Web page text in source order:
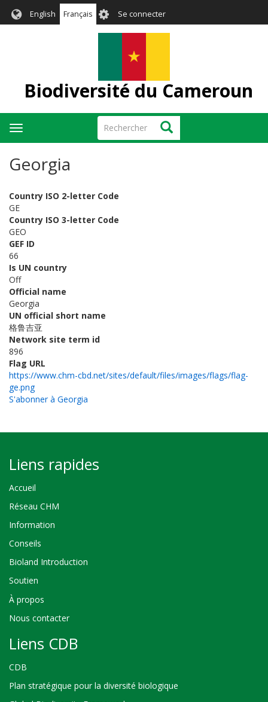
English Français User
account
Se connecter
Biodiversité du Cameroun
Rechercher Rechercher
Toggle
navigation
Georgia
Country ISO 2-letter Code
GE
Country ISO 3-letter Code
GEO
GEF ID
66
Is UN country
Off
Official name
Georgia
UN official short name
格鲁吉亚
Network site term id
896
Flag URL
https://www.chm-cbd.net/sites/default/files/images/flags/flag-
ge.png
S'abonner à Georgia
Liens rapides
Accueil
Réseau CHM
Information
Conseils
Bioland Introduction
Soutien
À propos
Nous contacter
Liens CDB
CDB
Plan stratégique pour la diversité biologique